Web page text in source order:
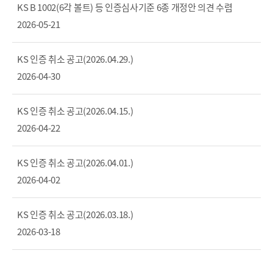
KS B 1002(6각 볼트) 등 인증심사기준 6종 개정안 의견 수렴
2026-05-21
KS 인증 취소 공고(2026.04.29.)
2026-04-30
KS 인증 취소 공고(2026.04.15.)
2026-04-22
KS 인증 취소 공고(2026.04.01.)
2026-04-02
KS 인증 취소 공고(2026.03.18.)
2026-03-18